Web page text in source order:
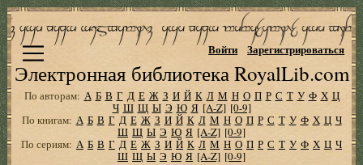
Электронная библиотека RoyalLib.com
Войти Зарегистрироваться
По авторам: А Б В Г Д Е Ж З И Й К Л М Н О П Р С Т У Ф Х Ц
Ч Ш Щ Ы Э Ю Я [A-Z] [0-9]
По книгам: А Б В Г Д Е Ж З И Й К Л М Н О П Р С Т У Ф Х Ц Ч
Ш Щ Ы Э Ю Я [A-Z] [0-9]
По сериям: А Б В Г Д Е Ж З И Й К Л М Н О П Р С Т У Ф Х Ц Ч
Ш Щ Ы Э Ю Я [A-Z] [0-9]